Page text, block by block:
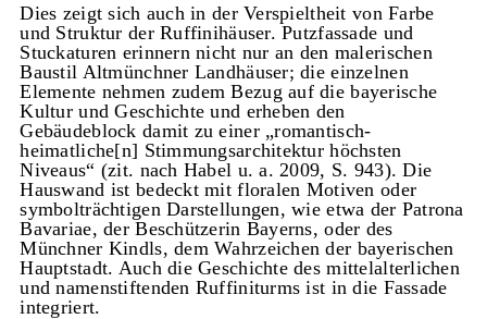
Dies zeigt sich auch in der Verspieltheit von Farbe
und Struktur der Ruffinihäuser. Putzfassade und
Stuckaturen erinnern nicht nur an den malerischen
Baustil Altmünchner Landhäuser; die einzelnen
Elemente nehmen zudem Bezug auf die bayerische
Kultur und Geschichte und erheben den
Gebäudeblock damit zu einer „romantisch-
heimatliche[n] Stimmungsarchitektur höchsten
Niveaus“ (zit. nach Habel u. a. 2009, S. 943). Die
Hauswand ist bedeckt mit floralen Motiven oder
symbolträchtigen Darstellungen, wie etwa der Patrona
Bavariae, der Beschützerin Bayerns, oder des
Münchner Kindls, dem Wahrzeichen der bayerischen
Hauptstadt. Auch die Geschichte des mittelalterlichen
und namenstiftenden Ruffiniturms ist in die Fassade
integriert.